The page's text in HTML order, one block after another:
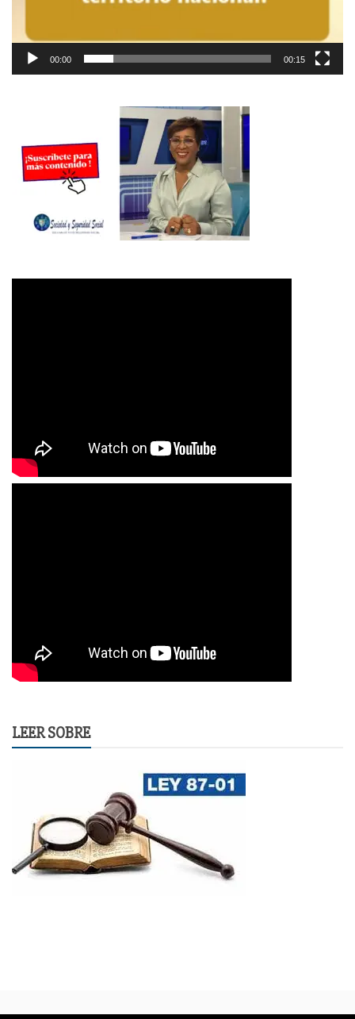
00:00 00:15
LEER SOBRE